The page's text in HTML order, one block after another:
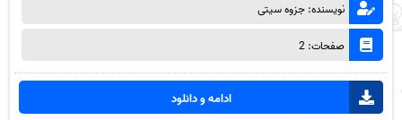
نویسنده: جزوه سیتی
صفحات: 2
ادامه و دانلود